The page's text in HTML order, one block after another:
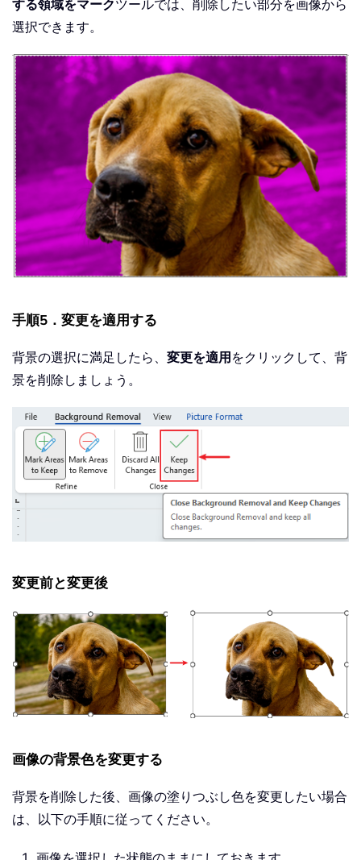
する領域をマークツールでは、削除したい部分を画像から
選択できます。
手順5．変更を適用する
背景の選択に満足したら、 変更を適用をクリックして、背
景を削除しましょう。
変更前と変更後
画像の背景色を変更する
背景を削除した後、画像の塗りつぶし色を変更したい場合
は、以下の手順に従ってください。